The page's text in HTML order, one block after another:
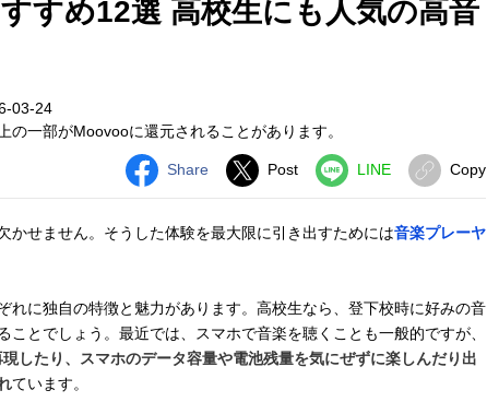
すめ12選 高校生にも人気の高音
03-24
一部がMoovooに還元されることがあります。
Share Post LINE Copy
かせません。そうした体験を最大限に引き出すためには音楽プレーヤ
れに独自の特徴と魅力があります。高校生なら、登下校時に好みの音
とでしょう。最近では、スマホで音楽を聴くことも一般的ですが、
したり、スマホのデータ容量や電池残量を気にぜずに楽しんだり出
ています。